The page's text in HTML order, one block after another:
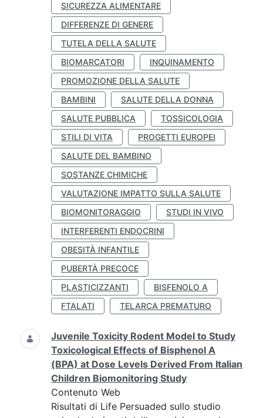
SICUREZZA ALIMENTARE
DIFFERENZE DI GENERE
TUTELA DELLA SALUTE
BIOMARCATORI
INQUINAMENTO
PROMOZIONE DELLA SALUTE
BAMBINI
SALUTE DELLA DONNA
SALUTE PUBBLICA
TOSSICOLOGIA
STILI DI VITA
PROGETTI EUROPEI
SALUTE DEL BAMBINO
SOSTANZE CHIMICHE
VALUTAZIONE IMPATTO SULLA SALUTE
BIOMONITORAGGIO
STUDI IN VIVO
INTERFERENTI ENDOCRINI
OBESITÀ INFANTILE
PUBERTÀ PRECOCE
PLASTICIZZANTI
BISFENOLO A
FTALATI
TELARCA PREMATURO
Juvenile Toxicity Rodent Model to Study
Toxicological Effects of Bisphenol A
(BPA) at Dose Levels Derived From Italian
Children Biomonitoring Study
Contenuto Web
Risultati di Life Persuaded sullo studio